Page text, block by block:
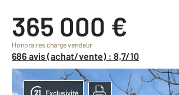
365 000 €
Honoraires charge vendeur
686 avis (achat/vente) : 8,7/10
Exclusivité